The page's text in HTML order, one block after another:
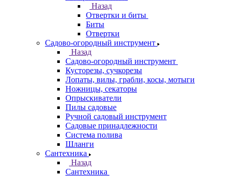
Назад
Отвертки и биты
Биты
Отвертки
Садово-огородный инструмент
Назад
Садово-огородный инструмент
Кусторезы, сучкорезы
Лопаты, вилы, грабли, косы, мотыги
Ножницы, секаторы
Опрыскиватели
Пилы садовые
Ручной садовый инструмент
Садовые принадлежности
Система полива
Шланги
Сантехника
Назад
Сантехника